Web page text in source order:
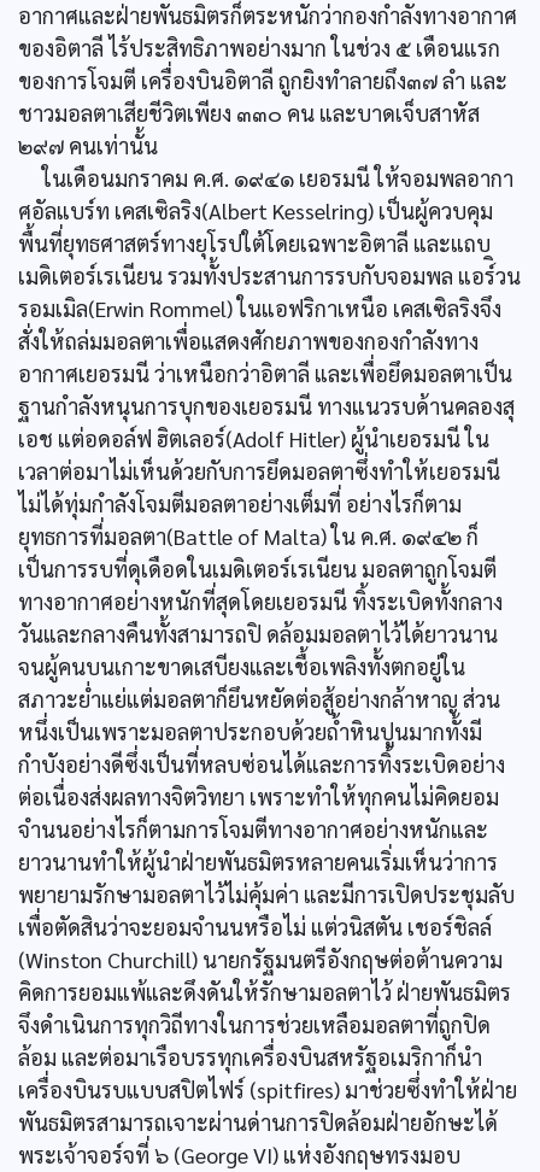
อากาศและฝ่ายพันธมิตรก็ตระหนักว่ากองกำลังทางอากาศ
ของอิตาลี ไร้ประสิทธิภาพอย่างมาก ในช่วง ๕ เดือนแรก
ของการโจมตี เครื่องบินอิตาลี ถูกยิงทำลายถึง๓๗ ลำ และ
ชาวมอลตาเสียชีวิตเพียง ๓๓๐ คน และบาดเจ็บสาหัส
๒๙๗ คนเท่านั้น
ในเดือนมกราคม ค.ศ. ๑๙๔๑ เยอรมนี ให้จอมพลอากา
ศอัลแบร์ท เคสเซิลริง(Albert Kesselring) เป็นผู้ควบคุม
พื้นที่ยุทธศาสตร์ทางยุโรปใต้โดยเฉพาะอิตาลี และแถบ
เมดิเตอร์เรเนียน รวมทั้งประสานการรบกับจอมพล แอร์ิวน
รอมเมิล(Erwin Rommel) ในแอฟริกาเหนือ เคสเซิลริงจึง
สั่งให้ถล่มมอลตาเพื่อแสดงศักยภาพของกองกำลังทาง
อากาศเยอรมนี ว่าเหนือกว่าอิตาลี และเพื่อยึดมอลตาเป็น
ฐานกำลังหนุนการบุกของเยอรมนี ทางแนวรบด้านคลองสุ
เอช แต่อดอล์ฟ ฮิตเลอร์(Adolf Hitler) ผู้นำเยอรมนี ใน
เวลาต่อมาไม่เห็นด้วยกับการยึดมอลตาซึ่งทำให้เยอรมนี
ไม่ได้ทุ่มกำลังโจมตีมอลตาอย่างเต็มที่ อย่างไรก็ตาม
ยุทธการที่มอลตา(Battle of Malta) ใน ค.ศ. ๑๙๔๒ ก็
เป็นการรบที่ดุเดือดในเมดิเตอร์เรเนียน มอลตาถูกโจมตี
ทางอากาศอย่างหนักที่สุดโดยเยอรมนี ทิ้งระเบิดทั้งกลาง
วันและกลางคืนทั้งสามารถปิ ดล้อมมอลตาไว้ได้ยาวนาน
จนผู้คนบนเกาะขาดเสบียงและเชื้อเพลิงทั้งตกอยู่ใน
สภาวะย่ำแย่แต่มอลตาก็ยึนหยัดต่อสู้อย่างกล้าหาญ ส่วน
หนึ่งเป็นเพราะมอลตาประกอบด้วยถ้ำหินปูนมากทั้งมี
กำบังอย่างดีซึ่งเป็นที่หลบซ่อนได้และการทิ้งระเบิดอย่าง
ต่อเนื่องส่งผลทางจิตวิทยา เพราะทำให้ทุกคนไม่คิดยอม
จำนนอย่างไรก็ตามการโจมตีทางอากาศอย่างหนักและ
ยาวนานทำให้ผู้นำฝ่ายพันธมิตรหลายคนเริ่มเห็นว่าการ
พยายามรักษามอลตาไว้ไม่คุ้มค่า และมีการเปิดประชุมลับ
เพื่อตัดสินว่าจะยอมจำนนหรือไม่ แต่วนิสตัน เชอร์ชิลล์
(Winston Churchill) นายกรัฐมนตรีอังกฤษต่อต้านความ
คิดการยอมแพ้และดึงดันให้รักษามอลตาไว้ ฝ่ายพันธมิตร
จึงดำเนินการทุกวิถีทางในการช่วยเหลือมอลตาที่ถูกปิด
ล้อม และต่อมาเรือบรรทุกเครื่องบินสหรัฐอเมริกาก็นำ
เครื่องบินรบแบบสปิตไฟร์ (spitfires) มาช่วยซึ่งทำให้ฝ่าย
พันธมิตรสามารถเจาะผ่านด่านการปิดล้อมฝ่ายอักษะได้
พระเจ้าจอร์จที่ ๖ (George VI) แห่งอังกฤษทรงมอบ